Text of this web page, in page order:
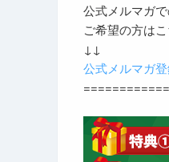
公式メルマガで
ご希望の方は
↓↓
公式メルマガ